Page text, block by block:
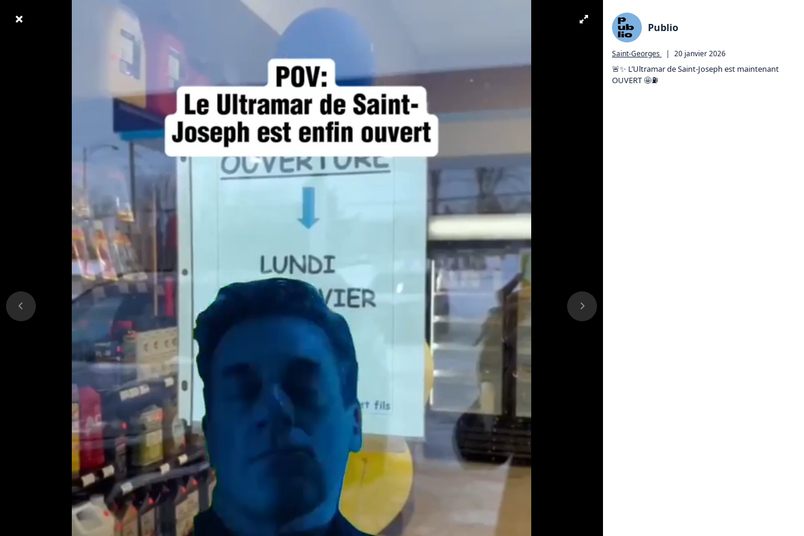
Publio
Saint-Georges | 20 janvier 2026
🚨✨ L’Ultramar de Saint-Joseph est maintenant
OUVERT 🤩⛽️